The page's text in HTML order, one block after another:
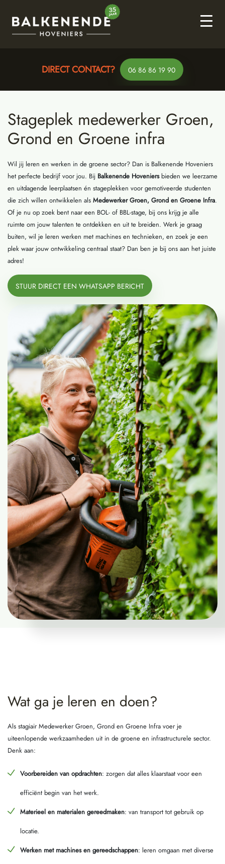
VRAGEN? Whatsapp
DIRECT CONTACT? 06 86 86 19 90
VRAGEN? Whatsapp
DIRECT CONTACT? 06 86 86 19 90
Stageplek medewerker Groen,
Grond en Groene infra
Wil jij leren en werken in de groene sector? Dan is Balkenende Hoveniers
het perfecte bedrijf voor jou. Bij Balkenende Hoveniersbieden we leerzame
en uitdagende leerplaatsen én stageplekken voor gemotiveerde studenten
die zich willen ontwikkelen als Medewerker Groen, Grond en Groene Infra.
Of je nu op zoek bent naar een BOL- of BBL-stage, bij ons krijg je alle
ruimte om jouw talenten te ontdekken en uit te breiden. Werk je graag
buiten, wil je leren werken met machines en technieken, en zoek je een
plek waar jouw ontwikkeling centraal staat? Dan ben je bij ons aan het juiste
adres!
STUUR DIRECT EEN WHATSAPP BERICHT
Wat ga je leren en doen?
Als stagiair Medewerker Groen, Grond en Groene Infra voer je
uiteenlopende werkzaamheden uit in de groene en infrastructurele sector.
Denk aan:
Voorbereiden van opdrachten: zorgen dat alles klaarstaat voor een
efficiënt begin van het werk.
Materieel en materialen gereedmaken: van transport tot gebruik op
locatie.
Werken met machines en gereedschappen: leren omgaan met diverse